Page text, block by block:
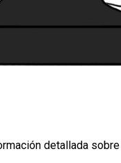
detallada sobre